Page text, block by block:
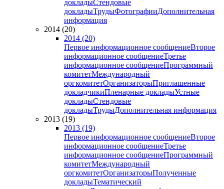
докладыСтендовые
докладыТрудыФотографииДополнительная
информация
2014 (20)
2014 (20)
Первое информационное сообщениеВторое
информационное сообщениеТретье
информационное сообщениеПрограммный
комитетМеждународный
оргкомитетОрганизаторыПриглашенные
докладчикиПленарные докладыУстные
докладыСтендовые
докладыТрудыДополнительная информация
2013 (19)
2013 (19)
Первое информационное сообщениеВторое
информационное сообщениеТретье
информационное сообщениеПрограммный
комитетМеждународный
оргкомитетОрганизаторыПолученные
докладыТематический